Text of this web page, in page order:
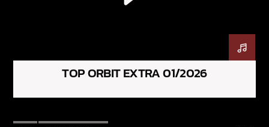
TOP ORBIT EXTRA 01/2026